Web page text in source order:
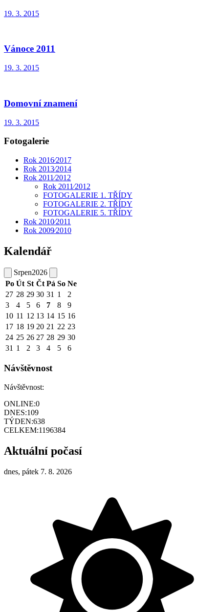
19. 3. 2015
Vánoce 2011
19. 3. 2015
Domovní znamení
19. 3. 2015
Fotogalerie
Rok 2016⁄2017
Rok 2013⁄2014
Rok 2011⁄2012
Rok 2011⁄2012
FOTOGALERIE 1. TŘÍDY
FOTOGALERIE 2. TŘÍDY
FOTOGALERIE 5. TŘÍDY
Rok 2010⁄2011
Rok 2009⁄2010
Kalendář
Srpen2026
Po Út St Čt Pá So Ne
27 28 29 30 31 1
2
3
4 5 6 7 8
9
10 11 12 13 14 15 16
17 18 19 20 21 22 23
24 25 26 27 28 29 30
31 1 2 3 4 5 6
Návštěvnost
Návštěvnost:
ONLINE:0
DNES:109
TÝDEN:638
CELKEM:1196384
Aktuální počasí
dnes, pátek 7. 8. 2026